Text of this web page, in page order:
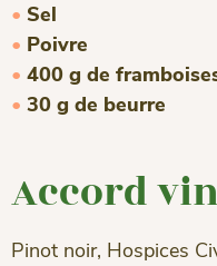
Sel
Poivre
400 g de
30 g de beurre
Accord vin
Pinot noir, Hospices